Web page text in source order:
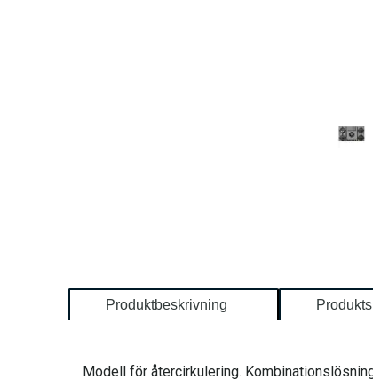
Produktbeskrivning
Modell för återcirkulering.